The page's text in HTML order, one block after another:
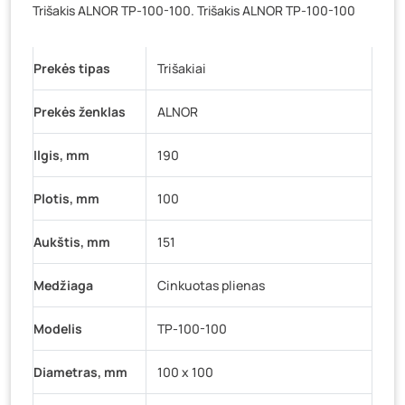
Baravykų g. 1, Druskininkai - 0 vienetų
K. Donelaičio g. 17, Rokiškis
Šaltupės g. 64, Zarasai- 0 vienetų
Trišakis ALNOR TP-100-100. Trišakis ALNOR TP-100-100
Prekės tipas Trišakiai
Prekės ženklas ALNOR
Ilgis, mm 190
Plotis, mm 100
Aukštis, mm 151
Medžiaga Cinkuotas plienas
Modelis TP-100-100
Diametras, mm 100 x 100